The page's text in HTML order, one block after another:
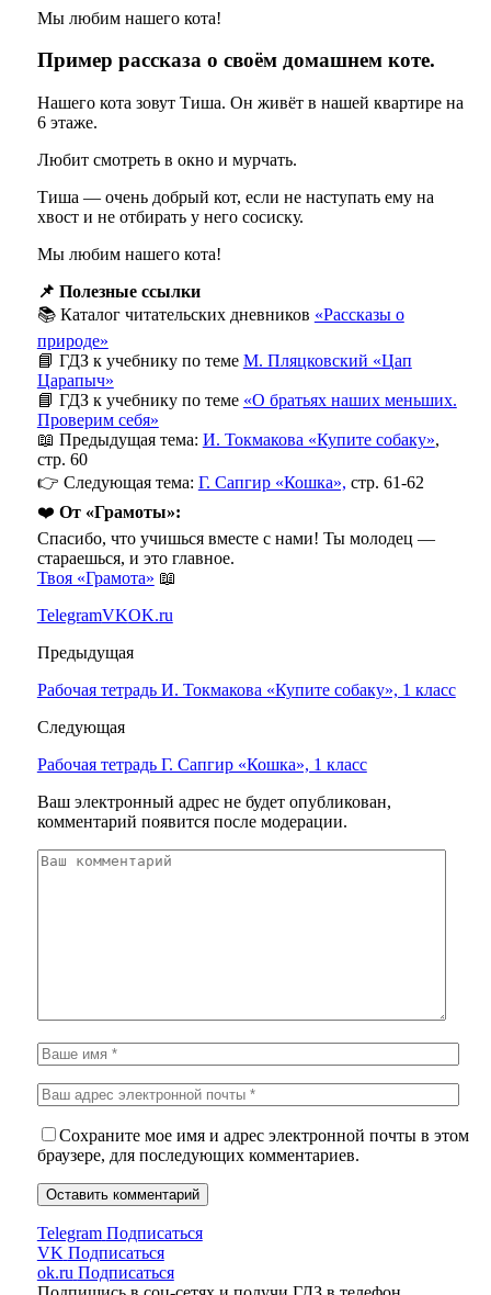
Мы любим нашего кота!
Пример рассказа о своём домашнем коте.
Нашего кота зовут Тиша. Он живёт в нашей квартире на
6 этаже.
Любит смотреть в окно и мурчать.
Тиша — очень добрый кот, если не наступать ему на
хвост и не отбирать у него сосиску.
Мы любим нашего кота!
📌 Полезные ссылки
📚 Каталог читательских дневников «Рассказы о
природе»
📘 ГДЗ к учебнику по теме М. Пляцковский «Цап
Царапыч»
📘 ГДЗ к учебнику по теме «О братьях наших меньших.
Проверим себя»
📖 Предыдущая тема: И. Токмакова «Купите собаку»,
стр. 60
👉 Следующая тема: Г. Сапгир «Кошка», стр. 61-62
❤️ От «Грамоты»:
Спасибо, что учишься вместе с нами! Ты молодец —
стараешься, и это главное.
Твоя «Грамота» 📖
TelegramVKOK.ru
Предыдущая
Рабочая тетрадь И. Токмакова «Купите собаку», 1 класс
Следующая
Рабочая тетрадь Г. Сапгир «Кошка», 1 класс
Ваш электронный адрес не будет опубликован,
комментарий появится после модерации.
Сохраните мое имя и адрес электронной почты в этом
браузере, для последующих комментариев.
Telegram Подписаться
VK Подписаться
ok.ru Подписаться